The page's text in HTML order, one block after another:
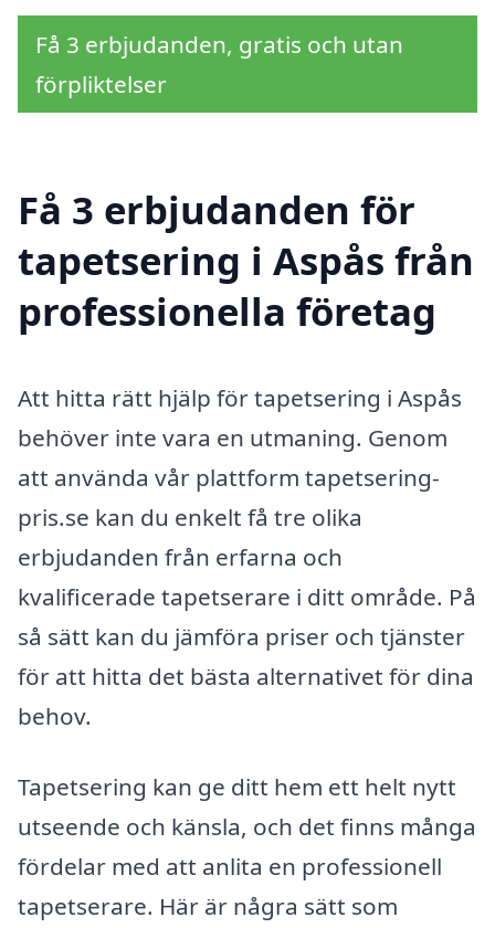
Få 3 erbjudanden, gratis och utan
förpliktelser
Få 3 erbjudanden för
tapetsering i Aspås från
professionella företag
Att hitta rätt hjälp för tapetsering i Aspås
behöver inte vara en utmaning. Genom
att använda vår plattform tapetsering-
pris.se kan du enkelt få tre olika
erbjudanden från erfarna och
kvalificerade tapetserare i ditt område. På
så sätt kan du jämföra priser och tjänster
för att hitta det bästa alternativet för dina
behov.
Tapetsering kan ge ditt hem ett helt nytt
utseende och känsla, och det finns många
fördelar med att anlita en professionell
tapetserare. Här är några sätt som